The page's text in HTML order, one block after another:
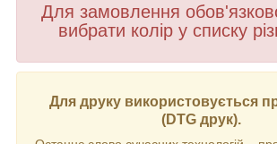
Для замовлення
вибрати колір у списку
Для друку використовується
(DTG друк).